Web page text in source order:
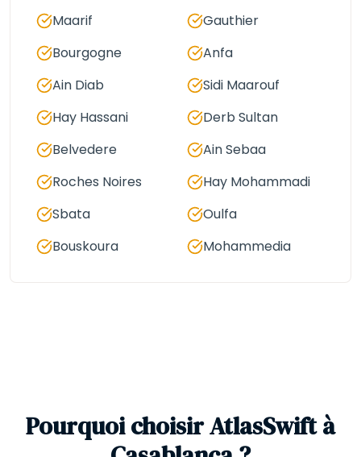
Maarif
Gauthier
Bourgogne
Anfa
Ain Diab
Sidi Maarouf
Hay Hassani
Derb Sultan
Belvedere
Ain Sebaa
Roches Noires
Hay Mohammadi
Sbata
Oulfa
Bouskoura
Mohammedia
Pourquoi choisir AtlasSwift à